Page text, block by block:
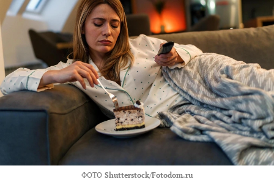
ФОТО Shutterstock/Fotodom.ru